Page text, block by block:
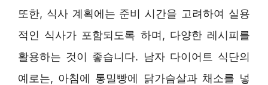
또한, 식사 계획에는 준비 시간을 고려하여 실용
적인 식사가 포함되도록 하며, 다양한 레시피를
활용하는 것이 좋습니다. 남자 다이어트 식단의
예로는, 아침에 통밀빵에 닭가슴살과 채소를 넣